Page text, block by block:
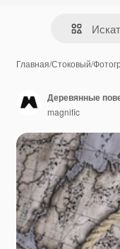
Главная/Стоковый/
Деревянные
magnific